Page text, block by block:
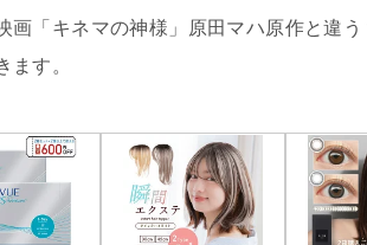
画「キネマの神様」原田マハ原作と違
ます。